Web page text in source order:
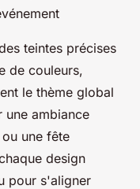
teintes précises
de couleurs,
le thème global
une ambiance
une fête
design
pour s'aligner